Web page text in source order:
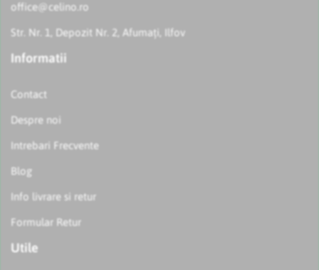
office@celino.ro
Str. Nr. 1, Depozit Nr. 2, Afumați, Ilfov
Informatii
Contact
Despre noi
Intrebari Frecvente
Blog
Info livrare si retur
Formular Retur
Utile